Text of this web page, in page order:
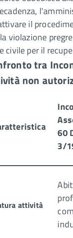
il
violazione
civile per il
tra
non
60
3/
attività